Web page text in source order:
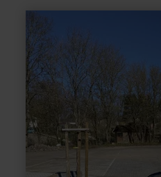
mehr
zu:
Wohnmobilstellplatz
Kaisersesch